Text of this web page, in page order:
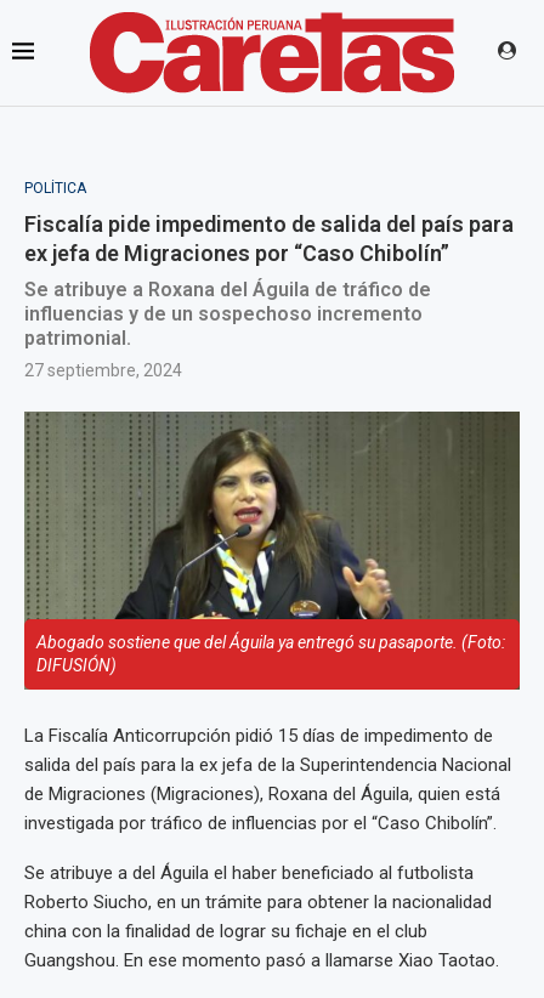
POLÍTICA
Fiscalía pide impedimento de salida del país para
ex jefa de Migraciones por “Caso Chibolín”
Se atribuye a Roxana del Águila de tráfico de
influencias y de un sospechoso incremento
patrimonial.
27 septiembre, 2024
Abogado sostiene que del Águila ya entregó su pasaporte. (Foto:
DIFUSIÓN)
La Fiscalía Anticorrupción pidió 15 días de impedimento de
salida del país para la ex jefa de la Superintendencia Nacional
de Migraciones (Migraciones), Roxana del Águila, quien está
investigada por tráfico de influencias por el “Caso Chibolín”.
Se atribuye a del Águila el haber beneficiado al futbolista
Roberto Siucho, en un trámite para obtener la nacionalidad
china con la finalidad de lograr su fichaje en el club
Guangshou. En ese momento pasó a llamarse Xiao Taotao.